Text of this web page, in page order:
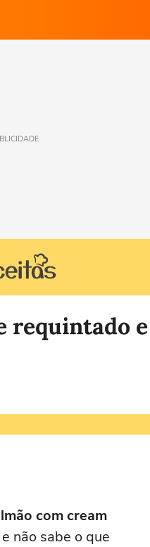
requintado e
com cream
não sabe o que